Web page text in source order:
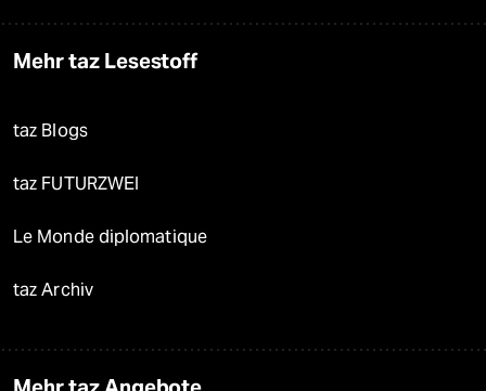
Mehr taz Lesestoff
taz Blogs
taz FUTURZWEI
Le Monde diplomatique
taz Archiv